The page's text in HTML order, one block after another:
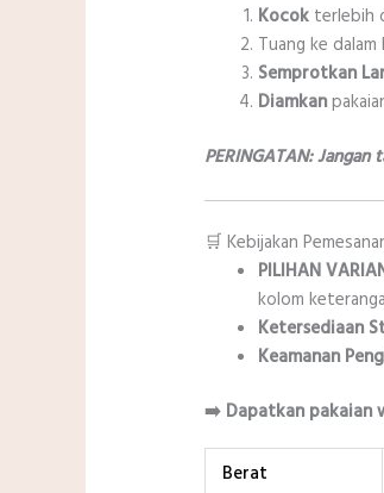
Kocok terlebih
Tuang ke
Semprotkan
Diamkan
PERINGATAN:
🛒 Kebijakan
PILIHAN
kolom
Ketersediaan
Keamanan
➡️ Dapatkan pakaian
Berat